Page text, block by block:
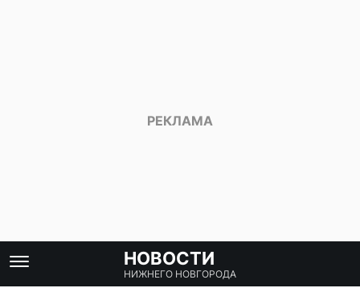
НОВОСТИ
НИЖНЕГО НОВГОРОДА